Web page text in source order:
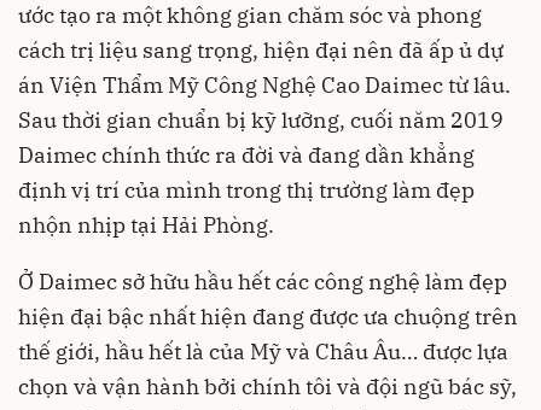
ước tạo ra một không gian chăm sóc và phong
cách trị liệu sang trọng, hiện đại nên đã ấp ủ dự
án Viện Thẩm Mỹ Công Nghệ Cao Daimec từ lâu.
Sau thời gian chuẩn bị kỹ lưỡng, cuối năm 2019
Daimec chính thức ra đời và đang dần khẳng
định vị trí của mình trong thị trường làm đẹp
nhộn nhịp tại Hải Phòng.
Ở Daimec sở hữu hầu hết các công nghệ làm đẹp
hiện đại bậc nhất hiện đang được ưa chuộng trên
thế giới, hầu hết là của Mỹ và Châu Âu… được lựa
chọn và vận hành bởi chính tôi và đội ngũ bác sỹ,